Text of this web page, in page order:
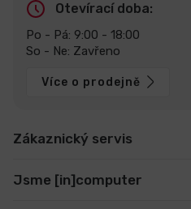
Otevírací doba:
Po - Pá: 9:00 - 18:00
So - Ne: Zavřeno
Více o prodejně
Zákaznický servis
Jsme [in]computer